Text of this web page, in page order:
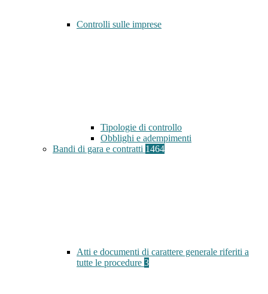
Controlli sulle imprese
Tipologie di controllo
Obblighi e adempimenti
Bandi di gara e contratti 1464
Atti e documenti di carattere generale riferiti a
tutte le procedure 3